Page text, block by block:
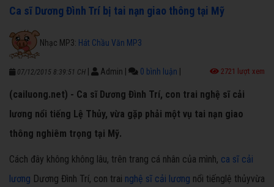
Ca sĩ Dương Đình Trí bị tai nạn giao thông tại Mỹ
Nhạc MP3: Hát Chầu Văn MP3
07/12/2015 8:39:51 CH Admin 0 bình luận 2721 lượt xem
(cailuong.net) - Ca sĩ Dương Đình Trí, con trai nghệ sĩ cải
lương nổi tiếng Lệ Thủy, vừa gặp phải một vụ tai nạn giao
thông nghiêm trọng tại Mỹ.
Cách đây không không lâu, trên trang cá nhân của mình, ca sĩ cải
lương Dương Đình Trí, con trai nghệ sĩ cải lương nổi tiếnglệ thủyvừa